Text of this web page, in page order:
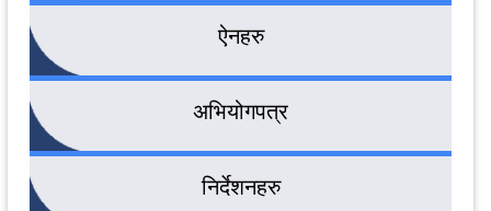
ऐनहरु
अभियोगपत्र
निर्देशनहरु